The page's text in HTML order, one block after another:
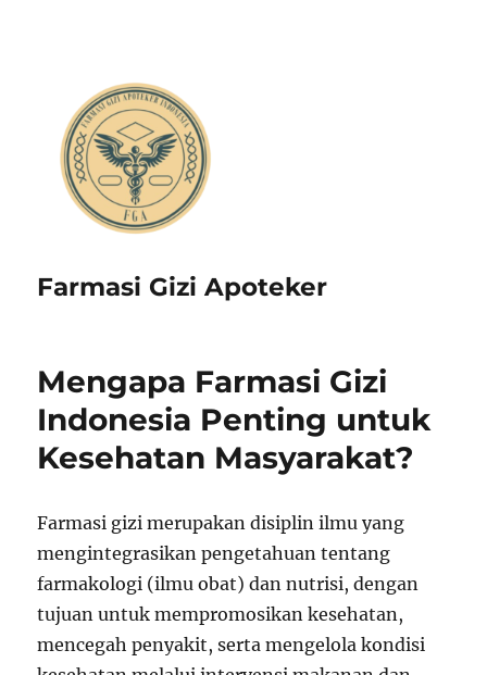
Farmasi Gizi Apoteker
Mengapa Farmasi Gizi
Indonesia Penting untuk
Kesehatan Masyarakat?
Farmasi gizi merupakan disiplin ilmu yang
mengintegrasikan pengetahuan tentang
farmakologi (ilmu obat) dan nutrisi, dengan
tujuan untuk mempromosikan kesehatan,
mencegah penyakit, serta mengelola kondisi